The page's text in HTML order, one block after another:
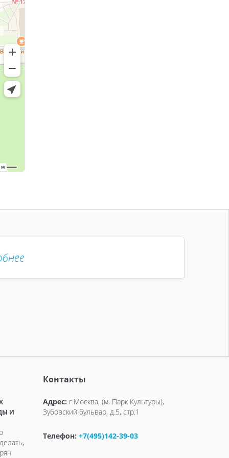
И
Контакты
Адрес: г.Москва, (м. Парк Культуры),
Зубовский бульвар, д.5, стр.1
Телефон: +7(495)142-39-03